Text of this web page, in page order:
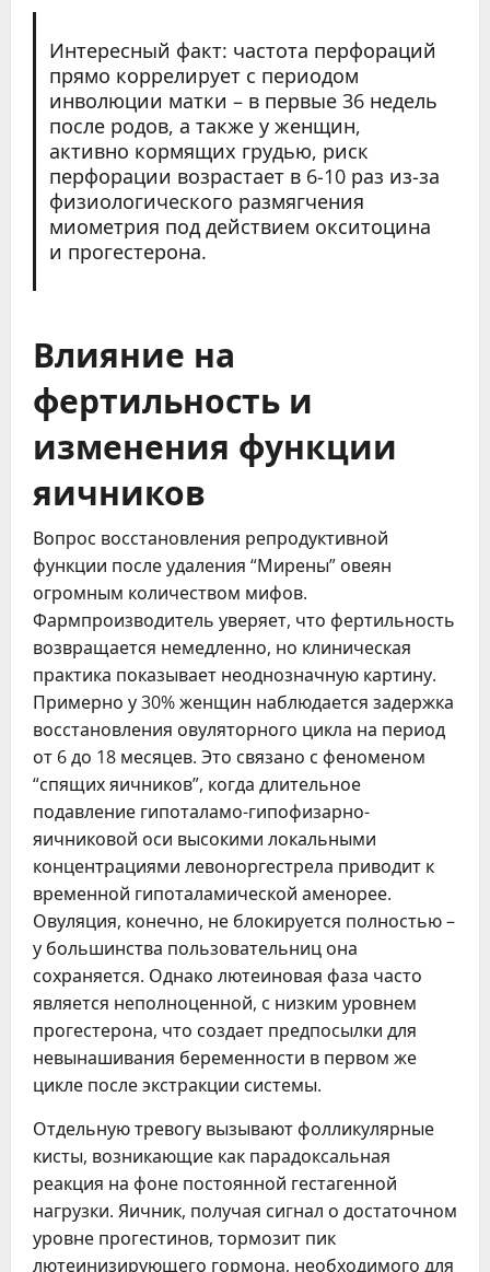
Интересный факт: частота перфораций
прямо коррелирует с периодом
инволюции матки – в первые 36 недель
после родов, а также у женщин,
активно кормящих грудью, риск
перфорации возрастает в 6-10 раз из-за
физиологического размягчения
миометрия под действием окситоцина
и прогестерона.
Влияние на
фертильность и
изменения функции
яичников
Вопрос восстановления репродуктивной
функции после удаления “Мирены” овеян
огромным количеством мифов.
Фармпроизводитель уверяет, что фертильность
возвращается немедленно, но клиническая
практика показывает неоднозначную картину.
Примерно у 30% женщин наблюдается задержка
восстановления овуляторного цикла на период
от 6 до 18 месяцев. Это связано с феноменом
“спящих яичников”, когда длительное
подавление гипоталамо-гипофизарно-
яичниковой оси высокими локальными
концентрациями левоноргестрела приводит к
временной гипоталамической аменорее.
Овуляция, конечно, не блокируется полностью –
у большинства пользовательниц она
сохраняется. Однако лютеиновая фаза часто
является неполноценной, с низким уровнем
прогестерона, что создает предпосылки для
невынашивания беременности в первом же
цикле после экстракции системы.
Отдельную тревогу вызывают фолликулярные
кисты, возникающие как парадоксальная
реакция на фоне постоянной гестагенной
нагрузки. Яичник, получая сигнал о достаточном
уровне прогестинов, тормозит пик
лютеинизирующего гормона, необходимого для